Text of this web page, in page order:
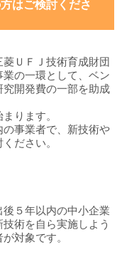
はご検討くださ
菱ＵＦＪ技術育成財団
の一環として、ベン
開発費の一部を助成
ります。
事業者で、新技術や
ださい。
５年以内の中小企業
術を自ら実施しよう
対象です。